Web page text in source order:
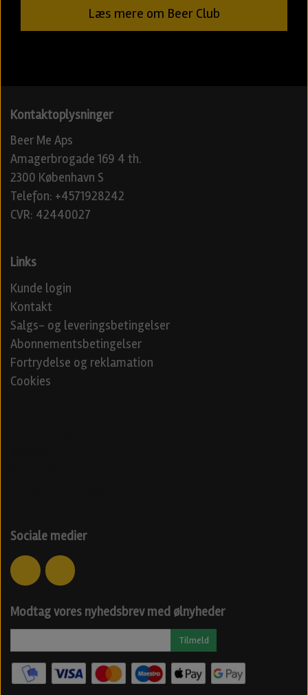
Læs mere om Beer Club
Kontaktoplysninger
Beer Me Aps
Amagerbrogade 169 4 th.
2300 København S
Telefon: +4571928242
CVR: 42440027
Links
Kunde login
Kontakt
Salgs- og leveringsbetingelser
Abonnementsbetingelser
Fortrydelse og reklamation
Cookies
Sociale medier
Modtag vores nyhedsbrev med ølnyheder
Tilmeld